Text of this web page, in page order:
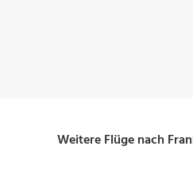
Weitere Flüge nach